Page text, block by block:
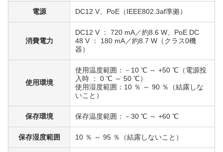
電源 DC12 V、PoE（IEEE802.3af準拠）
消費電力
DC12 V ： 720 mA／約8.6 W、PoE DC
48 V ： 180 mA／約8.7 W（クラス0機
器）
使用環境
使用温度範囲：－10 ℃ ～ +50 ℃（電源投
入時 ： 0 ℃ ～ 50 ℃）
使用湿度範囲：10 ％ ～ 90 ％（結露しな
いこと）
保存環境 保存温度範囲：－30 ℃ ～ +60 ℃
保存湿度範囲 10 ％ ～ 95 ％（結露しないこと）